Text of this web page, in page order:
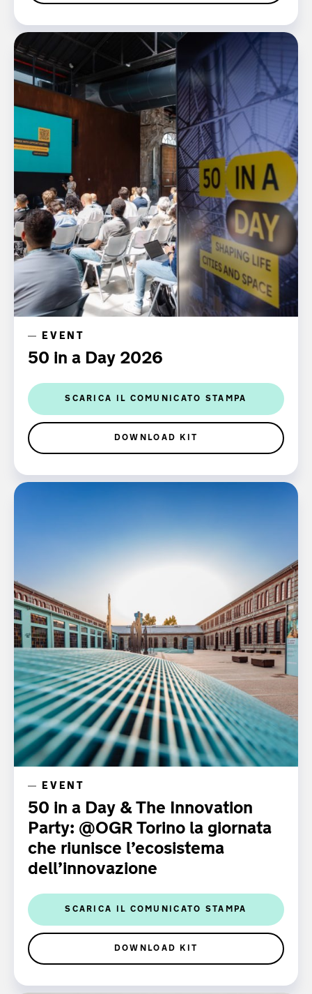
EVENT
50 in a Day 2026
SCARICA IL COMUNICATO STAMPA
DOWNLOAD KIT
EVENT
50 in a Day & The Innovation
Party: @OGR Torino la giornata
che riunisce l’ecosistema
dell’innovazione
SCARICA IL COMUNICATO STAMPA
DOWNLOAD KIT